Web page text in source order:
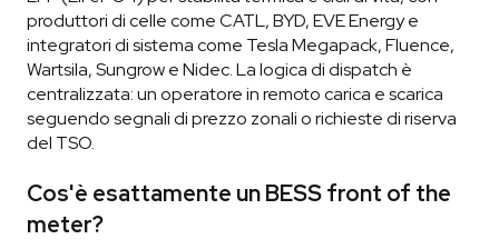
produttori di celle come CATL, BYD, EVE Energy e
integratori di sistema come Tesla Megapack, Fluence,
Wartsila, Sungrow e Nidec. La logica di dispatch è
centralizzata: un operatore in remoto carica e scarica
seguendo segnali di prezzo zonali o richieste di riserva
del TSO.
Cos'è esattamente un BESS front of the
meter?